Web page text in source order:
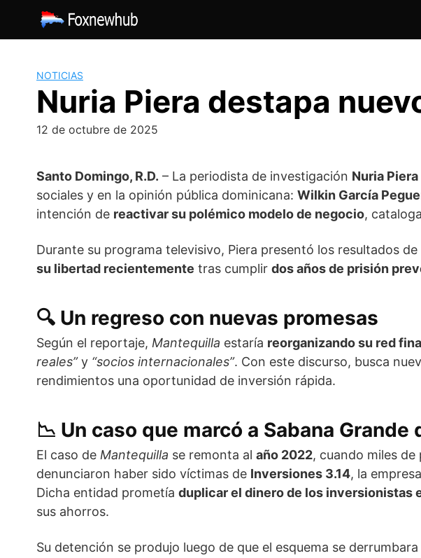
contenido
NOTICIAS
Nuria Piera destapa
12 de octubre de 2025
Santo Domingo, R.D. – La periodista de investigación Nuria Piera
sociales y en la opinión pública dominicana: Wilkin García
intención de reactivar su polémico modelo de negocio,
Durante su programa televisivo, Piera presentó los resultados
su libertad recientemente tras cumplir dos años de prisión
🔍 Un regreso con nuevas promesas
Según el reportaje, Mantequilla estaría reorganizando su red
reales”y “socios internacionales”. Con este discurso, busca
rendimientos una oportunidad de inversión rápida.
📉 Un caso que marcó a Sabana Grande
El caso de Mantequilla se remonta al año 2022, cuando miles de
denunciaron haber sido víctimas de Inversiones 3.14, la
Dicha entidad prometía duplicar el dinero de los inversionistas
sus ahorros.
Su detención se produjo luego de que el esquema se